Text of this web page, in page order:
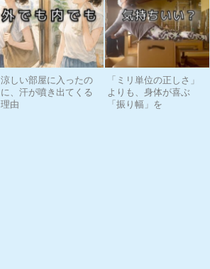
涼しい部屋に入ったの
に、汗が噴き出てくる
理由
「ミリ単位の正しさ」
よりも、身体が喜ぶ
「振り幅」を